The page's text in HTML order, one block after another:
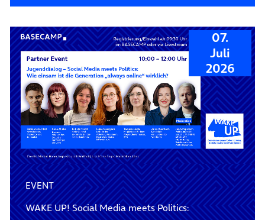
07.
Juli
2026
EVENT
WAKE UP! Social Media meets Politics: